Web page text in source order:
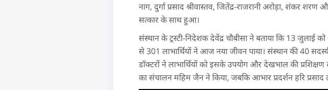
नाग, दुर्गा प्रसाद श्रीवास्तव, जितेंद्र-राजरानी अरोड़ा, शंकर
सत्कार के साथ हुआ।
संस्थान के ट्रस्टी-निदेशक देवेंद्र चौबीसा ने बताया कि 13
से 301 लाभार्थियों ने आज नया जीवन पाया। संस्थान की 40
डॉक्टरों ने लाभार्थियों को इसके उपयोग और देखभाल की
का संचालन महिम जैन ने किया, जबकि आभार प्रदर्शन हरि प्रसाद